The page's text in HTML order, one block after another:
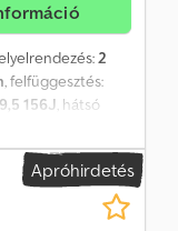
2
, felfüggesztés:
156J, hátsó
rámpa
fotók --,
Apróhirdetés